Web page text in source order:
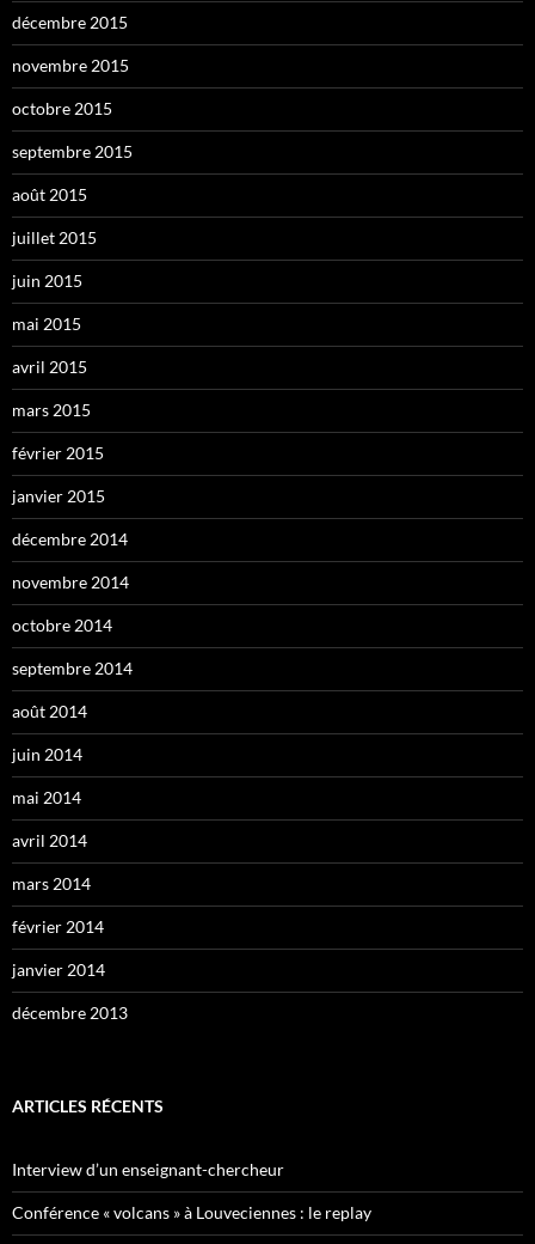
décembre 2015
novembre 2015
octobre 2015
septembre 2015
août 2015
juillet 2015
juin 2015
mai 2015
avril 2015
mars 2015
février 2015
janvier 2015
décembre 2014
novembre 2014
octobre 2014
septembre 2014
août 2014
juin 2014
mai 2014
avril 2014
mars 2014
février 2014
janvier 2014
décembre 2013
ARTICLES RÉCENTS
Interview d’un enseignant-chercheur
Conférence « volcans » à Louveciennes : le replay